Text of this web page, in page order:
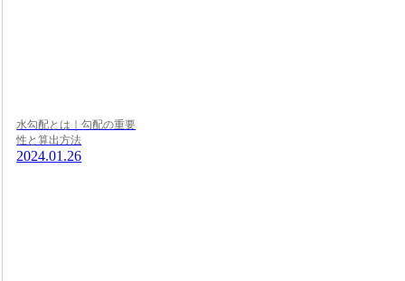
水勾配とは｜勾配の重要
性と算出方法
2024.01.26